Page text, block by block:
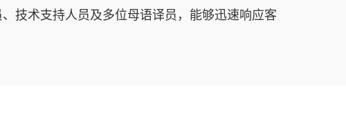
技术支持人员及多位母语译员，能够迅速响应客